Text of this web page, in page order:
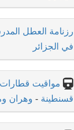
رزنامة العطل
في الجزائر
مواقيت قطارات
قسنطينة - وهران